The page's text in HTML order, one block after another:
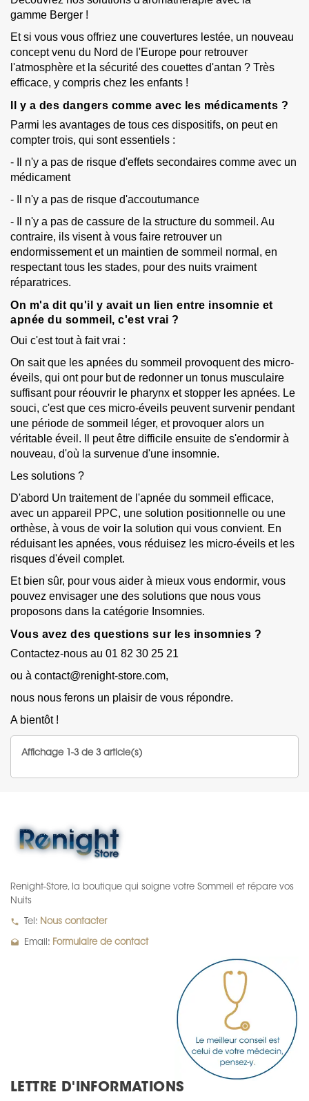
gamme Berger !
Et si vous vous offriez une couvertures lestée, un nouveau
concept venu du Nord de l'Europe pour retrouver
l'atmosphère et la sécurité des couettes d'antan ? Très
efficace, y compris chez les enfants !
Il y a des dangers comme avec les médicaments ?
Parmi les avantages de tous ces dispositifs, on peut en
compter trois, qui sont essentiels :
- Il n'y a pas de risque d'effets secondaires comme avec un
médicament
- Il n'y a pas de risque d'accoutumance
- Il n'y a pas de cassure de la structure du sommeil. Au
contraire, ils visent à vous faire retrouver un
endormissement et un maintien de sommeil normal, en
respectant tous les stades, pour des nuits vraiment
réparatrices.
On m'a dit qu'il y avait un lien entre insomnie et
apnée du sommeil, c'est vrai ?
Oui c'est tout à fait vrai :
On sait que les apnées du sommeil provoquent des micro-
éveils, qui ont pour but de redonner un tonus musculaire
suffisant pour réouvrir le pharynx et stopper les apnées. Le
souci, c'est que ces micro-éveils peuvent survenir pendant
une période de sommeil léger, et provoquer alors un
véritable éveil. Il peut être difficile ensuite de s'endormir à
nouveau, d'où la survenue d'une insomnie.
Les solutions ?
D'abord Un traitement de l'apnée du sommeil efficace,
avec un appareil PPC, une solution positionnelle ou une
orthèse, à vous de voir la solution qui vous convient. En
réduisant les apnées, vous réduisez les micro-éveils et les
risques d'éveil complet.
Et bien sûr, pour vous aider à mieux vous endormir, vous
pouvez envisager une des solutions que nous vous
proposons dans la catégorie Insomnies.
Vous avez des questions sur les insomnies ?
Contactez-nous au 01 82 30 25 21
ou à contact@renight-store.com,
nous nous ferons un plaisir de vous répondre.
A bientôt !
Affichage 1-3 de 3 article(s)
Renight-Store, la boutique qui soigne votre Sommeil et répare vos
Nuits
local_phone Tel: Nous contacter
drafts Email: Formulaire de contact
LETTRE D'INFORMATIONS